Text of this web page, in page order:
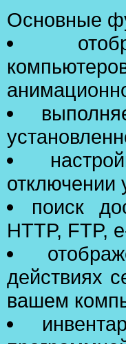
Основные
отключении
поиск
HTTP, FTP,
действиях
вашем